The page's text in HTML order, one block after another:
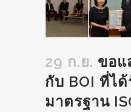
29 ก.ย. ขอแ
กับ BOI ที่ไ
มาตรฐาน